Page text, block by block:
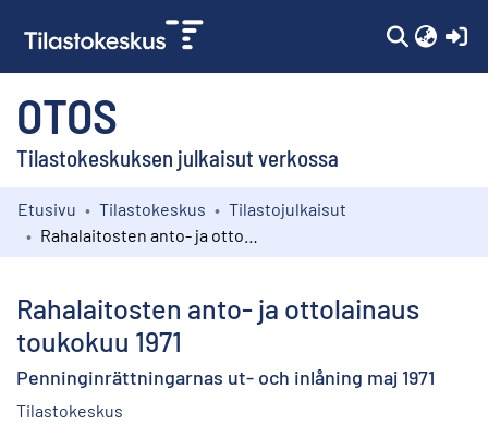
OTOS
Tilastokeskuksen julkaisut verkossa
Kokoelmat
Etusivu Tilastokeskus
Tilastojulkaisut
Rahalaitosten anto- ja ottolainaus
toukokuu 1971
Penninginrättningarnas ut- och inlåning maj 1971
Tilastokeskus